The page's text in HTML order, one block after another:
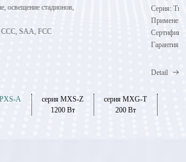
освещение, освещение стадионов,
и т. д.
CB, ENEC, CE, CCC, SAA, FCC
PXS-A
серия MXS-Z
1200 Вт
серия MXG-T
200 Вт